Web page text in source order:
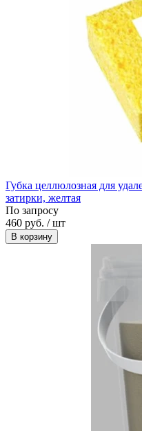
Губка целлюлозная для
затирки, желтая
По запросу
460 руб. / шт
В корзину